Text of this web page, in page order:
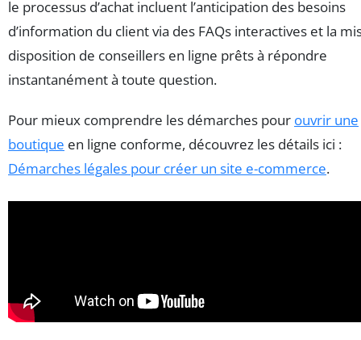
le processus d’achat incluent l’anticipation des besoins
d’information du client via des FAQs interactives et la
disposition de conseillers en ligne prêts à répondre
instantanément à toute question.
Pour mieux comprendre les démarches pour ouvrir une
boutique en ligne conforme, découvrez les détails ici :
Démarches légales pour créer un site e-commerce.